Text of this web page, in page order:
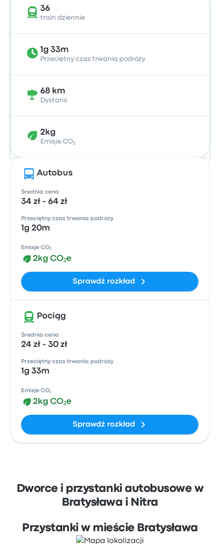
36
train dziennie
1g 33m
Przeciętny czas trwania podróży
68 km
Dystans
2kg
Emisje CO₂
Autobus
Średnia cena
34 zł - 64 zł
Przeciętny czas trwania podróży
1g 20m
Emisje CO₂
2kg CO₂e
Sprawdź rozkład
Pociąg
Średnia cena
24 zł - 30 zł
Przeciętny czas trwania podróży
1g 33m
Emisje CO₂
2kg CO₂e
Sprawdź rozkład
Dworce i przystanki autobusowe w
Bratysława i Nitra
Przystanki w mieście Bratysława